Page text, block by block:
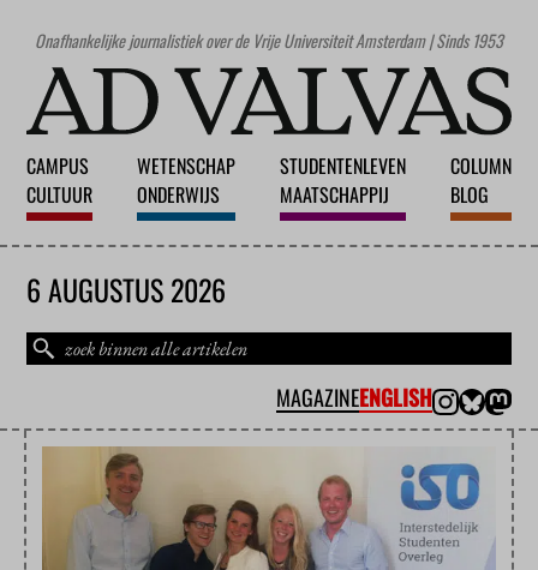
Onafhankelijke journalistiek over de Vrije Universiteit Amsterdam | Sinds 1953
CAMPUS
CULTUUR
WETENSCHAP
ONDERWIJS
STUDENTENLEVEN
MAATSCHAPPIJ
COLUMN
BLOG
6 AUGUSTUS 2026
MAGAZINEENGLISH